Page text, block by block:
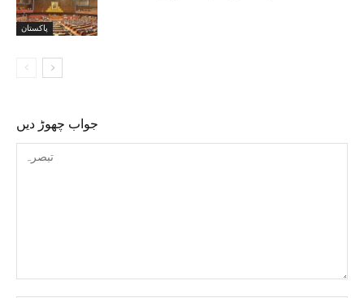
پاکستان
جواب چھوڑ دیں